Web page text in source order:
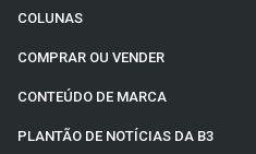
COLUNAS
COMPRAR OU VENDER
CONTEÚDO DE MARCA
PLANTÃO DE NOTÍCIAS DA B3